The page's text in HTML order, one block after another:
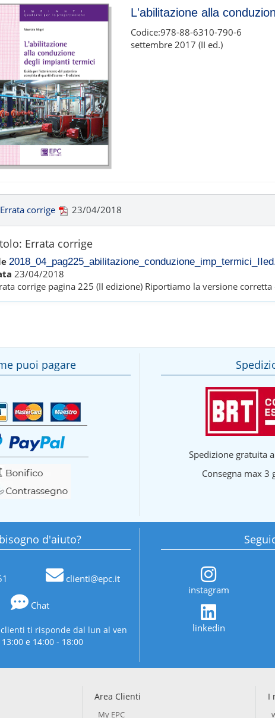
L'abilitazione alla
Codice:978-88-6310-790-6
settembre 2017 (II ed.)
Errata corrige 23/04/2018
Errata corrige
23/04/2018
corrige pagina 225 (II edizione) Riportiamo la versione
puoi pagare
Spedizione gratuita
Consegna max 3
d'aiuto?
clienti@epc.it
Chat
ti risponde dal lun al ven
e 14:00 - 18:00
instagram
linkedin
Area Clienti
My EPC
I